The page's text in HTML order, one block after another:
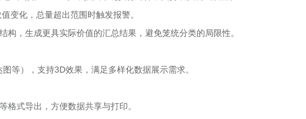
变化，总量超出范围时触发报警。
构，生成更具实际价值的汇总结果，避免笼统分类的局限性。
等），支持3D效果，满足多样化数据展示需求。
格式导出，方便数据共享与打印。